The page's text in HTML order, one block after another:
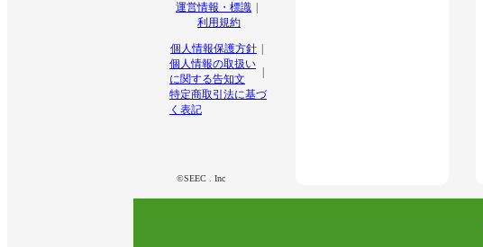
運営情報・標識
利用規約
個人情報保護方針
個人情報の取扱い
に関する告知文
特定商取引法に基づ
く表記
©SEEC . Inc